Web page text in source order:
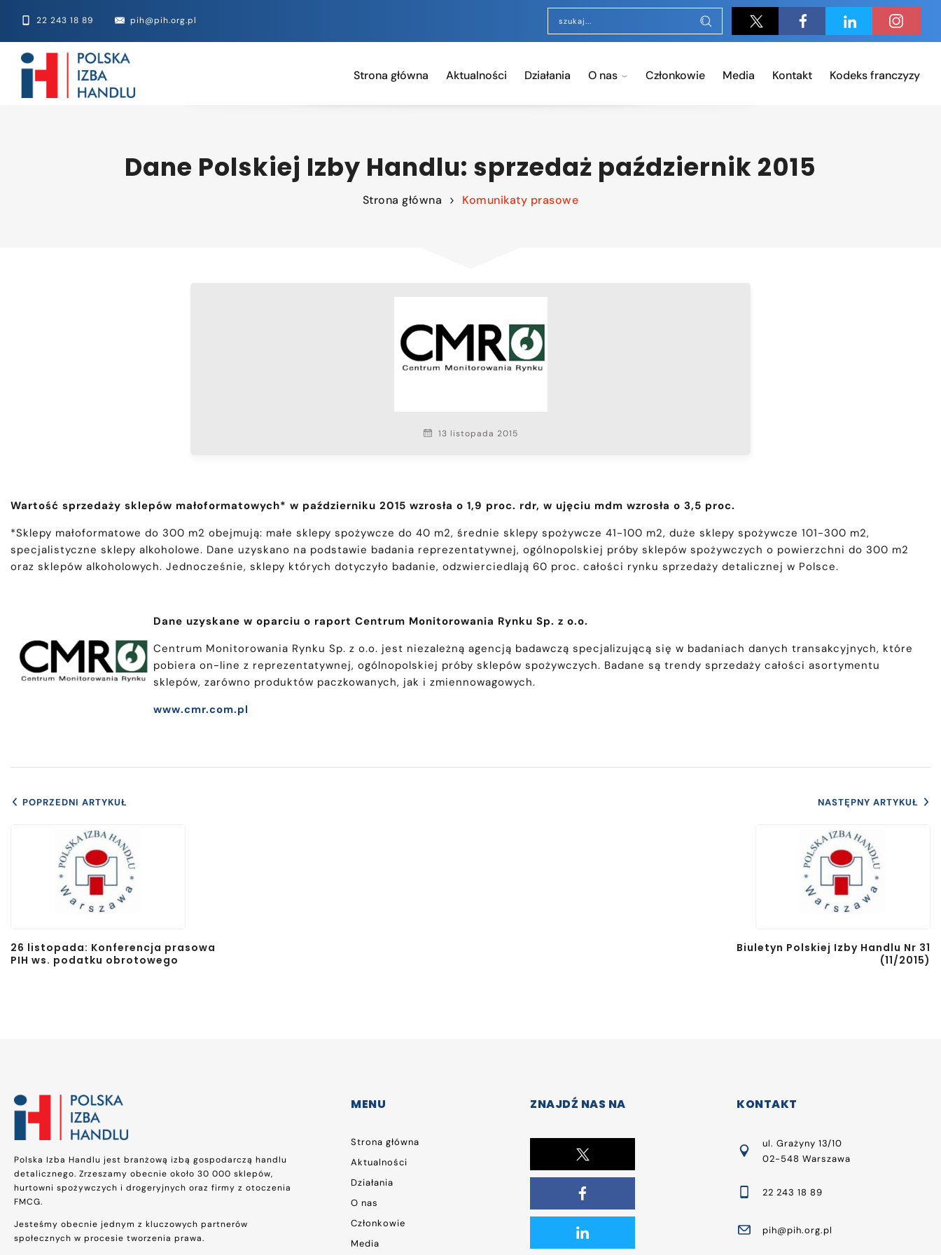
22 243 18 89 pih@pih.org.pl
Strona główna Aktualności Działania O nas Członkowie Media Kontakt Kodeks franczyzy
Dane Polskiej Izby Handlu: sprzedaż październik 2015
Strona główna Komunikaty prasowe
13 listopada 2015
Wartość sprzedaży sklepów małoformatowych* w październiku 2015 wzrosła o 1,9 proc. rdr, w ujęciu mdm wzrosła o 3,5 proc.
*Sklepy małoformatowe do 300 m2 obejmują: małe sklepy spożywcze do 40 m2, średnie sklepy spożywcze 41-100 m2, duże sklepy spożywcze 101-300 m2,
specjalistyczne sklepy alkoholowe. Dane uzyskano na podstawie badania reprezentatywnej, ogólnopolskiej próby sklepów spożywczych o powierzchni do 300 m2
oraz sklepów alkoholowych. Jednocześnie, sklepy których dotyczyło badanie, odzwierciedlają 60 proc. całości rynku sprzedaży detalicznej w Polsce.
Dane uzyskane w oparciu o raport Centrum Monitorowania Rynku Sp. z o.o.
Centrum Monitorowania Rynku Sp. z o.o. jest niezależną agencją badawczą specjalizującą się w badaniach danych transakcyjnych, które
pobiera on-line z reprezentatywnej, ogólnopolskiej próby sklepów spożywczych. Badane są trendy sprzedaży całości asortymentu
sklepów, zarówno produktów paczkowanych, jak i zmiennowagowych.
www.cmr.com.pl
POPRZEDNI ARTYKUŁ
26 listopada: Konferencja prasowa
PIH ws. podatku obrotowego
NASTĘPNY ARTYKUŁ
Biuletyn Polskiej Izby Handlu Nr 31
(11/2015)
Polska Izba Handlu jest branżową izbą gospodarczą handlu
detalicznego. Zrzeszamy obecnie około 30 000 sklepów,
hurtowni spożywczych i drogeryjnych oraz firmy z otoczenia
FMCG.
Jesteśmy obecnie jednym z kluczowych partnerów
społecznych w procesie tworzenia prawa.
MENU
Strona główna
Aktualności
Działania
O nas
Członkowie
Media
ZNAJDŹ NAS NA KONTAKT
ul. Grażyny 13/10
02-548 Warszawa
22 243 18 89
pih@pih.org.pl